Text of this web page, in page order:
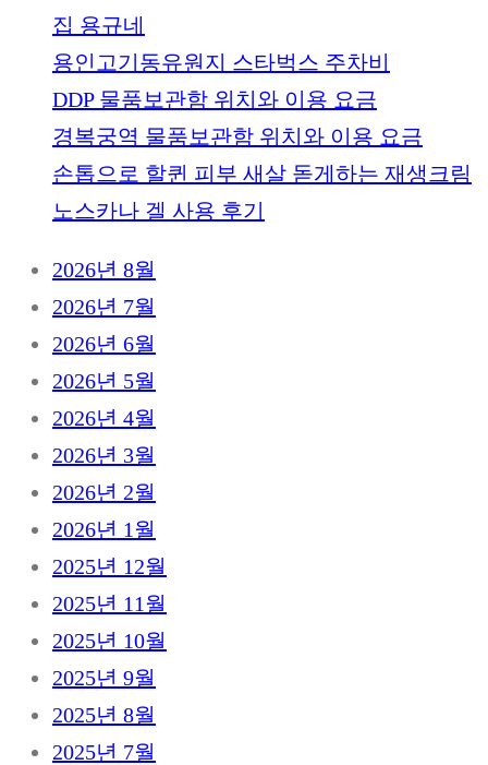
집 용규네
용인고기동유원지 스타벅스 주차비
DDP 물품보관함 위치와 이용 요금
경복궁역 물품보관함 위치와 이용 요금
손톱으로 할퀸 피부 새살 돋게하는 재생크림
노스카나 겔 사용 후기
2026년 8월
2026년 7월
2026년 6월
2026년 5월
2026년 4월
2026년 3월
2026년 2월
2026년 1월
2025년 12월
2025년 11월
2025년 10월
2025년 9월
2025년 8월
2025년 7월